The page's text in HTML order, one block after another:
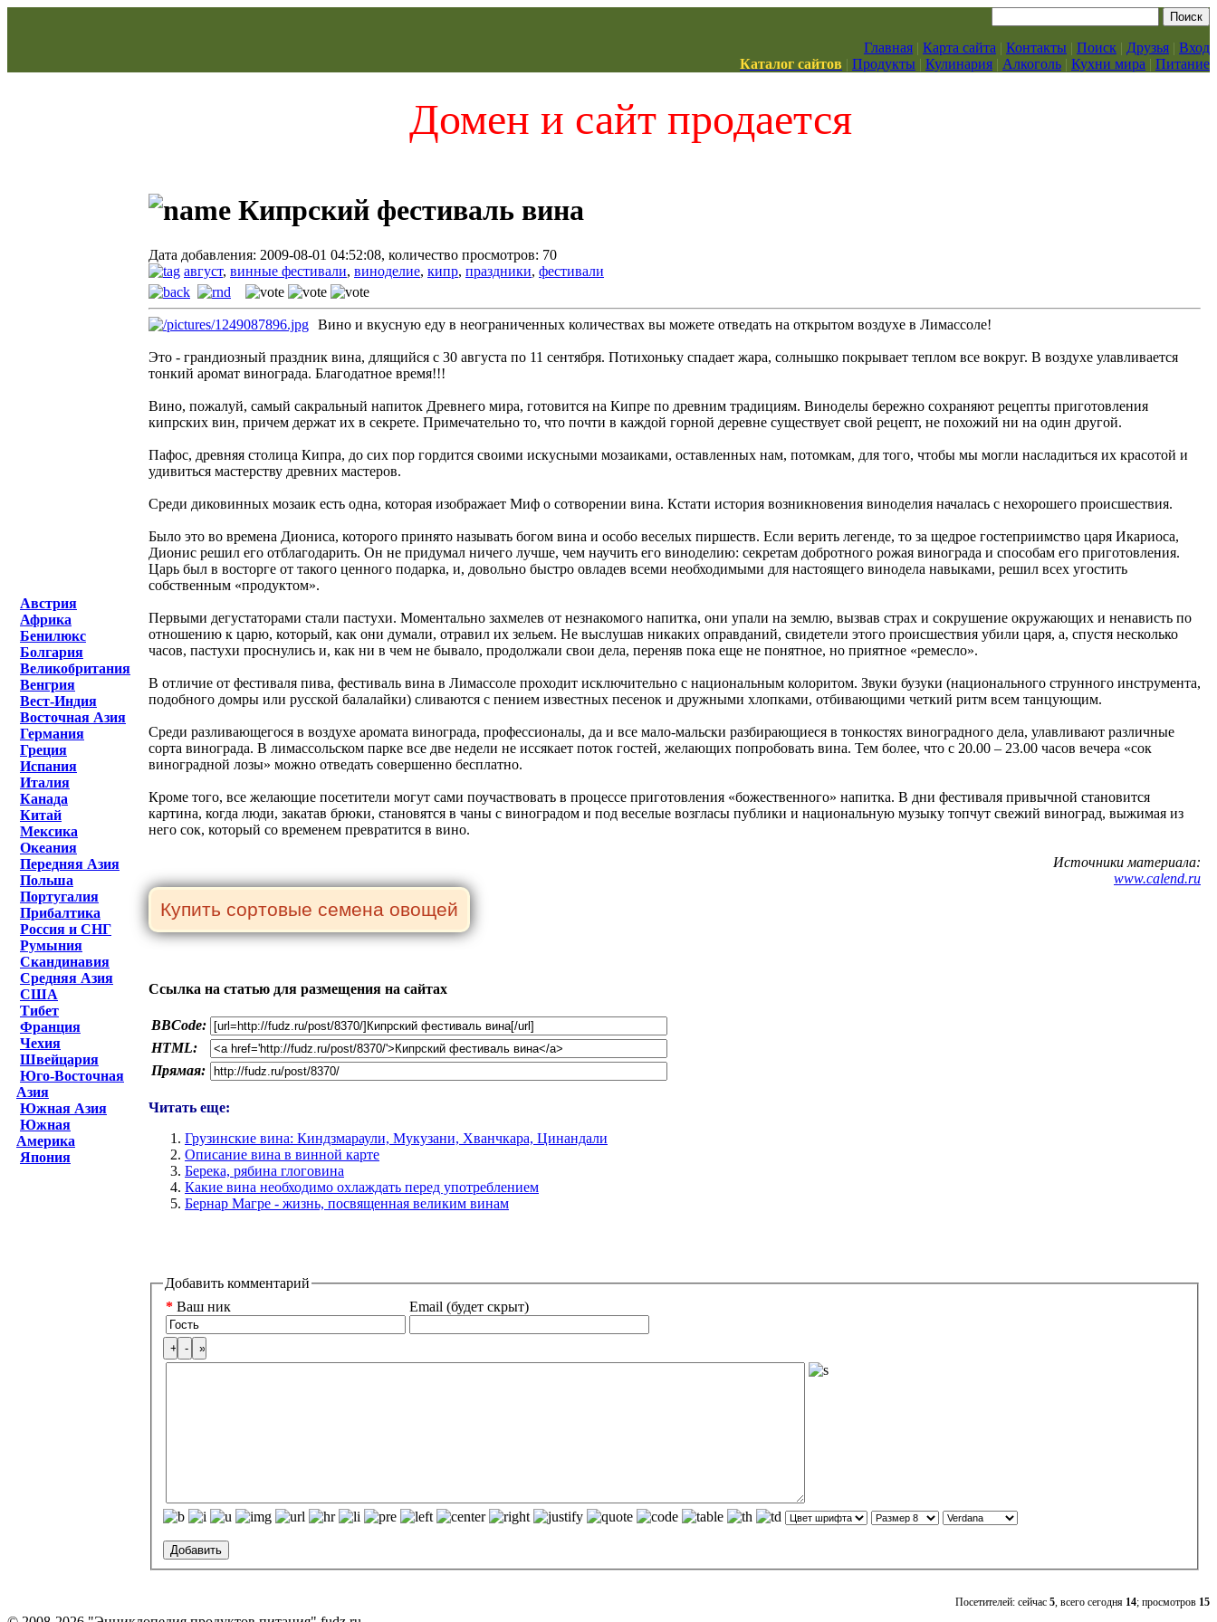
Главная | Карта сайта | Контакты | Поиск | Друзья | Вход
Каталог сайтов | Продукты | Кулинария | Алкоголь | Кухни мира | Питание
Домен и сайт продается
Австрия
Африка
Бенилюкс
Болгария
Великобритания
Венгрия
Вест-Индия
Восточная Азия
Германия
Греция
Испания
Италия
Канада
Китай
Мексика
Океания
Передняя Азия
Польша
Португалия
Прибалтика
Россия и СНГ
Румыния
Скандинавия
Средняя Азия
США
Тибет
Франция
Чехия
Швейцария
Юго-Восточная
Азия
Южная Азия
Южная
Америка
Япония
Кипрский фестиваль вина
Дата добавления: 2009-08-01 04:52:08, количество просмотров: 70
август, винные фестивали, виноделие, кипр, праздники, фестивали
Вино и вкусную еду в неограниченных количествах вы можете отведать на открытом воздухе в Лимассоле!
Это - грандиозный праздник вина, длящийся с 30 августа по 11 сентября. Потихоньку спадает жара, солнышко покрывает теплом все вокруг. В воздухе улавливается
тонкий аромат винограда. Благодатное время!!!
Вино, пожалуй, самый сакральный напиток Древнего мира, готовится на Кипре по древним традициям. Виноделы бережно сохраняют рецепты приготовления
кипрских вин, причем держат их в секрете. Примечательно то, что почти в каждой горной деревне существует свой рецепт, не похожий ни на один другой.
Пафос, древняя столица Кипра, до сих пор гордится своими искусными мозаиками, оставленных нам, потомкам, для того, чтобы мы могли насладиться их красотой и
удивиться мастерству древних мастеров.
Среди диковинных мозаик есть одна, которая изображает Миф о сотворении вина. Кстати история возникновения виноделия началась с нехорошего происшествия.
Было это во времена Диониса, которого принято называть богом вина и особо веселых пиршеств. Если верить легенде, то за щедрое гостеприимство царя Икариоса,
Дионис решил его отблагодарить. Он не придумал ничего лучше, чем научить его виноделию: секретам добротного рожая винограда и способам его приготовления.
Царь был в восторге от такого ценного подарка, и, довольно быстро овладев всеми необходимыми для настоящего винодела навыками, решил всех угостить
собственным «продуктом».
Первыми дегустаторами стали пастухи. Моментально захмелев от незнакомого напитка, они упали на землю, вызвав страх и сокрушение окружающих и ненависть по
отношению к царю, который, как они думали, отравил их зельем. Не выслушав никаких оправданий, свидетели этого происшествия убили царя, а, спустя несколько
часов, пастухи проснулись и, как ни в чем не бывало, продолжали свои дела, переняв пока еще не понятное, но приятное «ремесло».
В отличие от фестиваля пива, фестиваль вина в Лимассоле проходит исключительно с национальным колоритом. Звуки бузуки (национального струнного инструмента,
подобного домры или русской балалайки) сливаются с пением известных песенок и дружными хлопками, отбивающими четкий ритм всем танцующим.
Среди разливающегося в воздухе аромата винограда, профессионалы, да и все мало-мальски разбирающиеся в тонкостях виноградного дела, улавливают различные
сорта винограда. В лимассольском парке все две недели не иссякает поток гостей, желающих попробовать вина. Тем более, что с 20.00 – 23.00 часов вечера «сок
виноградной лозы» можно отведать совершенно бесплатно.
Кроме того, все желающие посетители могут сами поучаствовать в процессе приготовления «божественного» напитка. В дни фестиваля привычной становится
картина, когда люди, закатав брюки, становятся в чаны с виноградом и под веселые возгласы публики и национальную музыку топчут свежий виноград, выжимая из
него сок, который со временем превратится в вино.
Источники материала:
www.calend.ru
Ссылка на статью для размещения на сайтах
BBCode:
HTML:
Прямая:
Читать еще:
Грузинские вина: Киндзмараули, Мукузани, Хванчкара, Цинандали
Описание вина в винной карте
Берека, рябина глоговина
Какие вина необходимо охлаждать перед употреблением
Бернар Магре - жизнь, посвященная великим винам
Добавить комментарий
* Ваш ник Email (будет скрыт)
Посетителей: сейчас 5, всего сегодня 14; просмотров 15